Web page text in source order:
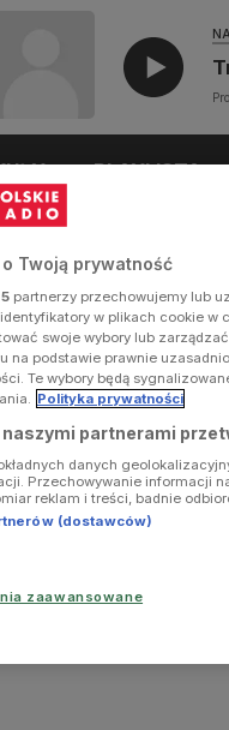
PLAYLISTA
o Twoją prywatność
5 partnerzy przechowujemy lub
w plikach cookie w
swoje wybory lub
na podstawie prawnie
Te wybory będą
Polityka prywatności
naszymi partnerami
danych
Przechowywanie informacji
reklam i treści, badnie
(dostawców)
zaawansowane